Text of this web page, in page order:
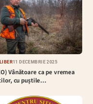
11 DECEMBRIE 2025
Vânătoare ca pe vremea
cu puștile…